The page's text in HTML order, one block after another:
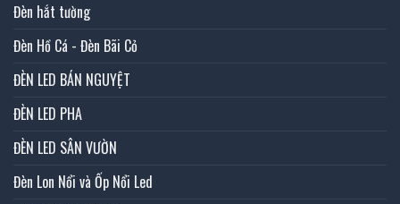
Đèn hắt tường
Đèn Hồ Cá - Đèn Bãi Cỏ
ĐÈN LED BÁN NGUYỆT
ĐÈN LED PHA
ĐÈN LED SÂN VƯỜN
Đèn Lon Nổi và Ốp Nổi Led